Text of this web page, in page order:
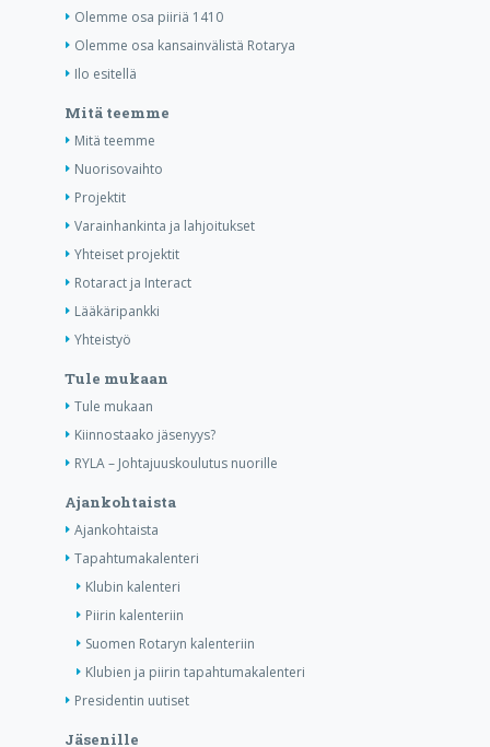
Olemme osa piiriä 1410
Olemme osa kansainvälistä Rotarya
Ilo esitellä
Mitä teemme
Mitä teemme
Nuorisovaihto
Projektit
Varainhankinta ja lahjoitukset
Yhteiset projektit
Rotaract ja Interact
Lääkäripankki
Yhteistyö
Tule mukaan
Tule mukaan
Kiinnostaako jäsenyys?
RYLA – Johtajuuskoulutus nuorille
Ajankohtaista
Ajankohtaista
Tapahtumakalenteri
Klubin kalenteri
Piirin kalenteriin
Suomen Rotaryn kalenteriin
Klubien ja piirin tapahtumakalenteri
Presidentin uutiset
Jäsenille